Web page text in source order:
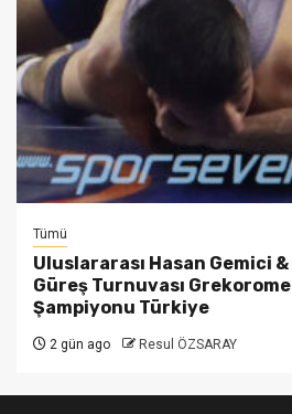
Tümü
Uluslararası Hasan Gemici
Güreş Turnuvası
Şampiyonu Türkiye
2 gün ago Resul ÖZSARAY